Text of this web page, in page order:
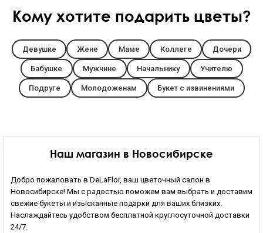
Кому хотите подарить цветы?
Девушке Жене Маме Коллеге Дочери
Бабушке Мужчине Начальнику Учителю
Подруге Молодоженам Букет с извинениями
Наш магазин в Новосибирске
Добро пожаловать в DeLaFlor, ваш цветочный салон в
Новосибирске! Мы с радостью поможем вам выбрать и доставим
свежие букеты и изысканные подарки для ваших близких.
Наслаждайтесь удобством бесплатной круглосуточной доставки
24/7.